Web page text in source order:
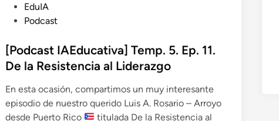
i
c
d
o
e
EduIA
Podcast
[Podcast IAEducativa] Temp. 5. Ep. 11.
De la Resistencia al Liderazgo
En esta ocasión, compartimos un muy interesante
episodio de nuestro querido Luis A. Rosario – Arroyo
desde Puerto Rico
titulada De la Resistencia al